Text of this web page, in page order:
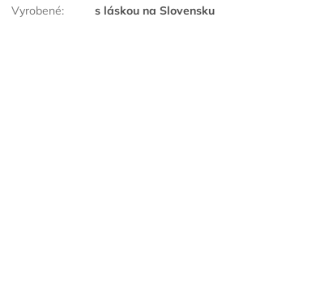
Vyrobené: s láskou na Slovensku